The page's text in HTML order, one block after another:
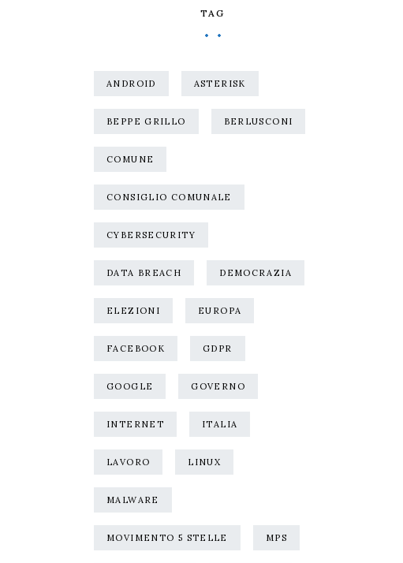
TAG
ANDROID ASTERISK
BEPPE GRILLO BERLUSCONI
COMUNE
CONSIGLIO COMUNALE
CYBERSECURITY
DATA BREACH DEMOCRAZIA
ELEZIONI EUROPA
FACEBOOK GDPR
GOOGLE GOVERNO
INTERNET ITALIA
LAVORO LINUX
MALWARE
MOVIMENTO 5 STELLE MPS